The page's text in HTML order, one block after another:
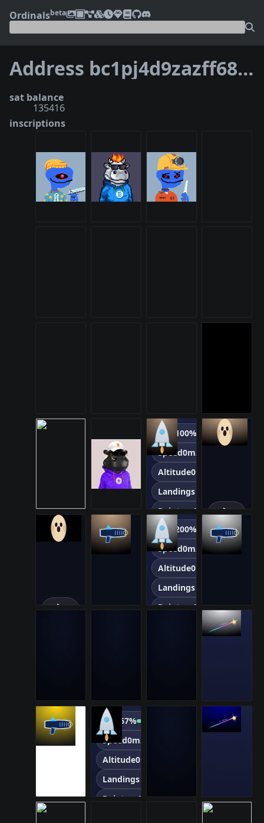
Ordinalsbeta
Address bc1pj4d9zazff68ngwmn493jdhhh9dds6acer9twxuua60h9u63ychws9ghusu
sat balance
135416
inscriptions